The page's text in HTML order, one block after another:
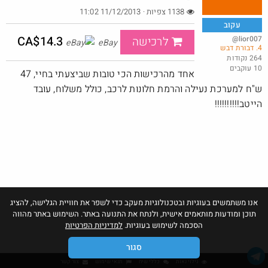
פנס לבעלי סוללות 18V מקיטה
$6.8
7· 2· 212
אנו משתמשים בעוגיות ובטכנולוגיות מעקב כדי לשפר את חוויית הגלישה, להציג
תוכן ומודעות מותאמים אישית, ולנתח את התנועה באתר. השימוש באתר מהווה
הסכמה לשימוש בעוגיות. למדיניות הפרטיות
סגור
עקוב
@lior007
4. דבורת דבש
264 נקודות
10 עוקבים
לרכישה CA$14.3 eBay
אחד מהרכישות הכי טובות שביצעתי בחיי, 47
ש"ח למערכת נעילה והרמת חלונות לרכב, כולל משלוח, עובד
הייטב!!!!!!!!!!